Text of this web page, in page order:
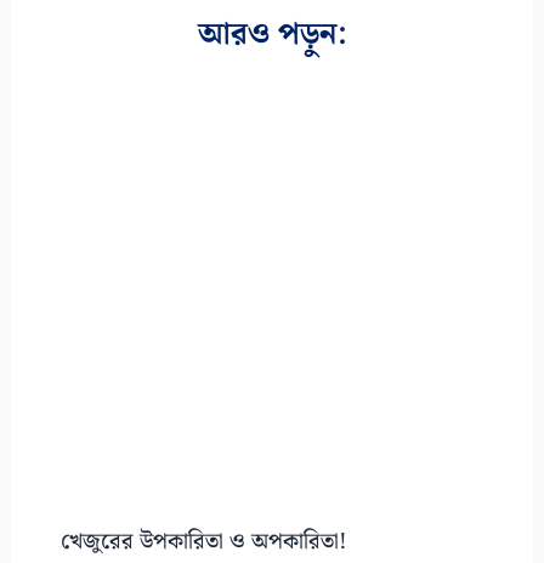
p r
আরও পড়ুন:
খেজুরের উপকারিতা ও অপকারিতা!